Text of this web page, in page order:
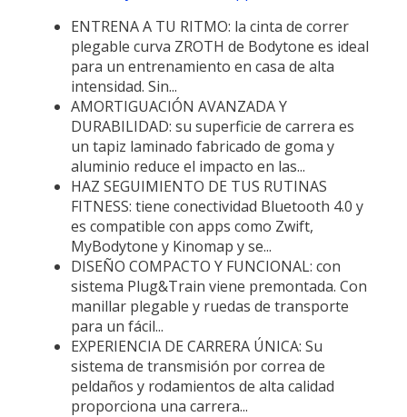
ENTRENA A TU RITMO: la cinta de correr
plegable curva ZROTH de Bodytone es ideal
para un entrenamiento en casa de alta
intensidad. Sin...
AMORTIGUACIÓN AVANZADA Y
DURABILIDAD: su superficie de carrera es
un tapiz laminado fabricado de goma y
aluminio reduce el impacto en las...
HAZ SEGUIMIENTO DE TUS RUTINAS
FITNESS: tiene conectividad Bluetooth 4.0 y
es compatible con apps como Zwift,
MyBodytone y Kinomap y se...
DISEÑO COMPACTO Y FUNCIONAL: con
sistema Plug&Train viene premontada. Con
manillar plegable y ruedas de transporte
para un fácil...
EXPERIENCIA DE CARRERA ÚNICA: Su
sistema de transmisión por correa de
peldaños y rodamientos de alta calidad
proporciona una carrera...